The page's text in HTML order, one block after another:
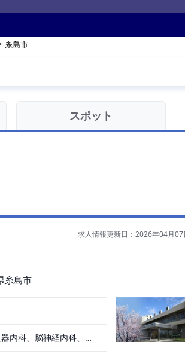
糸島市
スポット
求人情報更新日：2026年04月07
糸島市
一般内科、消化器内科、循環器内科、呼吸器内科、脳神経内科、老人内科、一般外科、消化器外科、呼吸器外科、整形外科